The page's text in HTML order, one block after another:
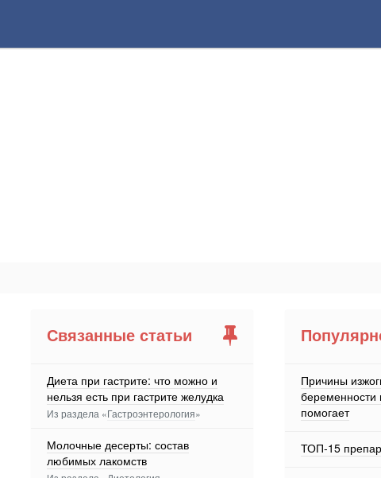
Связанные статьи
Диета при гастрите: что можно и
нельзя есть при гастрите желудка
Из раздела «Гастроэнтерология»
Молочные десерты: состав
любимых лакомств
Причины
беременности
помогает
ТОП-15